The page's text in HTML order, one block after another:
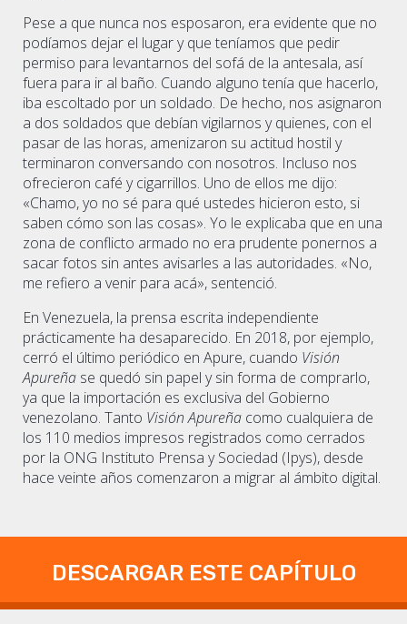
Pese a que nunca nos esposaron, era evidente que no
podíamos dejar el lugar y que teníamos que pedir
permiso para levantarnos del sofá de la antesala, así
fuera para ir al baño. Cuando alguno tenía que hacerlo,
iba escoltado por un soldado. De hecho, nos asignaron
a dos soldados que debían vigilarnos y quienes, con el
pasar de las horas, amenizaron su actitud hostil y
terminaron conversando con nosotros. Incluso nos
ofrecieron café y cigarrillos. Uno de ellos me dijo:
«Chamo, yo no sé para qué ustedes hicieron esto, si
saben cómo son las cosas». Yo le explicaba que en una
zona de conflicto armado no era prudente ponernos a
sacar fotos sin antes avisarles a las autoridades. «No,
me refiero a venir para acá», sentenció.
En Venezuela, la prensa escrita independiente
prácticamente ha desaparecido. En 2018, por ejemplo,
cerró el último periódico en Apure, cuando Visión
Apureña se quedó sin papel y sin forma de comprarlo,
ya que la importación es exclusiva del Gobierno
venezolano. Tanto Visión Apureña como cualquiera de
los 110 medios impresos registrados como cerrados
por la ONG Instituto Prensa y Sociedad (Ipys), desde
hace veinte años comenzaron a migrar al ámbito digital.
DESCARGAR ESTE CAPÍTULO